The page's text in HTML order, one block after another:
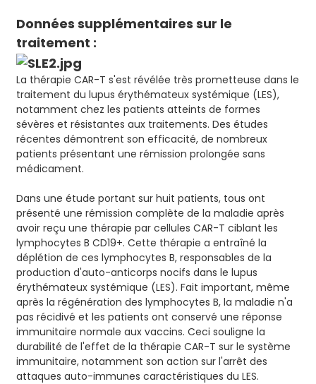
Données supplémentaires sur le
traitement :
La thérapie CAR-T s'est révélée très prometteuse dans le
traitement du lupus érythémateux systémique (LES),
notamment chez les patients atteints de formes
sévères et résistantes aux traitements. Des études
récentes démontrent son efficacité, de nombreux
patients présentant une rémission prolongée sans
médicament.
Dans une étude portant sur huit patients, tous ont
présenté une rémission complète de la maladie après
avoir reçu une thérapie par cellules CAR-T ciblant les
lymphocytes B CD19+. Cette thérapie a entraîné la
déplétion de ces lymphocytes B, responsables de la
production d'auto-anticorps nocifs dans le lupus
érythémateux systémique (LES). Fait important, même
après la régénération des lymphocytes B, la maladie n'a
pas récidivé et les patients ont conservé une réponse
immunitaire normale aux vaccins. Ceci souligne la
durabilité de l'effet de la thérapie CAR-T sur le système
immunitaire, notamment son action sur l'arrêt des
attaques auto-immunes caractéristiques du LES.